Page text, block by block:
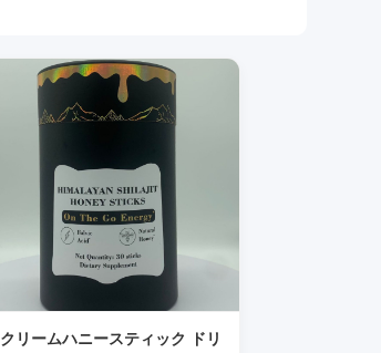
クリームハニースティック ドリ